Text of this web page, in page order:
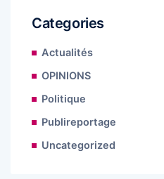
Categories
Actualités
OPINIONS
Politique
Publireportage
Uncategorized